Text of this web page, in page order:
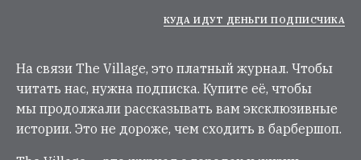
КУДА ИДУТ ДЕНЬГИ ПОДПИСЧИКА
На связи The Village, это платный журнал. Чтобы
читать нас, нужна подписка. Купите её, чтобы
мы продолжали рассказывать вам эксклюзивные
истории. Это не дороже, чем сходить в барбершоп.